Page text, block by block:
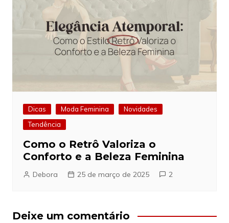
Dicas Moda Feminina
Novidades
Tendência
Como o Retrô Valoriza o
Conforto e a Beleza Feminina
Debora 25 de março de 2025 2
Deixe um comentário